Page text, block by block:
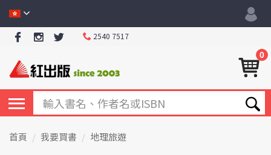
2540 7517
0
首頁 我要買書 地理旅遊